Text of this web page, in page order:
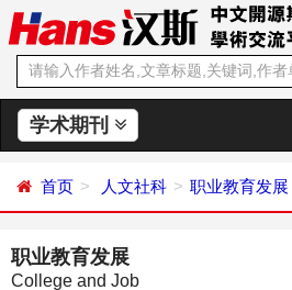
学术期刊
首页 人文社科 职业教育发展
职业教育发展
College and Job